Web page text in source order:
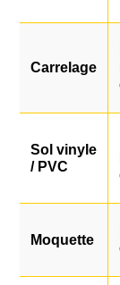
Carrelage
Sol vinyle
/ PVC
Moquette